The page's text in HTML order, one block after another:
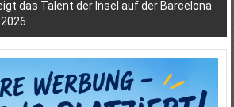
das Talent der Insel auf der Barcelona